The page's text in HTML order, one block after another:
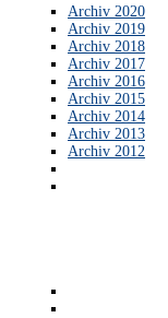
Archiv 2020
Archiv 2019
Archiv 2018
Archiv 2017
Archiv 2016
Archiv 2015
Archiv 2014
Archiv 2013
Archiv 2012